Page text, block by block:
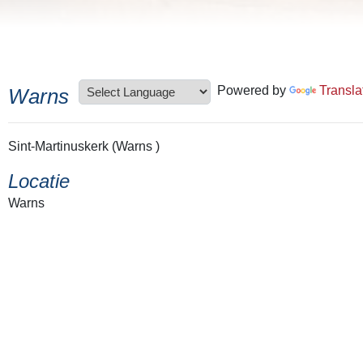
Warns Powered by
Sint-Martinuskerk (Warns )
Locatie
Warns